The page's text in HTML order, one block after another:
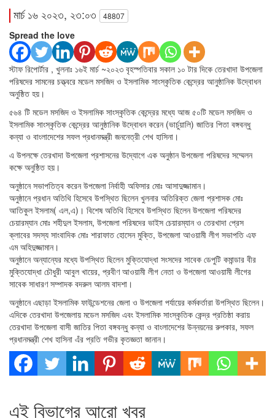
মার্চ ১৬ ২০২৩, ২৩:০৩ 48807
Spread the love
স্টাফ রিপোর্টার , খুলনাঃ ১৬ই মার্চ ~২০২৩ বৃহস্পতিবার সকাল ১০ টার দিকে তেরখাদা উপজেলা
পরিষদের সামনের চত্ত্বরে মডেল মসজিদ ও ইসলামিক সাংস্কৃতিক কেন্দ্রের আনুষ্ঠানিক উদ্বোধন
অনুষ্ঠিত হয়।
৫৬৪ টি মডেল মসজিদ ও ইসলামিক সাংস্কৃতিক কেন্দ্রের মধ্যে আজ ৫০টি মডেল মসজিদ ও
ইসলামিক সাংস্কৃতিক কেন্দ্রের আনুষ্ঠানিক উদ্বোধন করেন (ভার্চুয়ালি) জাতির পিতা বঙ্গবন্ধু
কন্যা ও বাংলাদেশের সফল প্রধানমন্ত্রী জননেত্রী শেখ হাসিনা।
এ উপলক্ষে তেরখাদা উপজেলা প্রশাসনের উদ্যোগে এক অনুষ্ঠান উপজেলা পরিষদের সম্মেলন
কক্ষে অনুষ্ঠিত হয়।
অনুষ্ঠানে সভাপতিত্ব করেন উপজেলা নির্বাহী অফিসার মোঃ আসাদুজ্জামান।
অনুষ্ঠানে প্রধান অতিথি হিসেবে উপস্থিত ছিলেন খুলনার অতিরিক্ত জেলা প্রশাসক মোঃ
আতিকুল ইসলাম( এল,এ)। বিশেষ অতিথি হিসেবে উপস্থিত ছিলেন উপজেলা পরিষদের
চেয়ারম্যান মোঃ শহীদুল ইসলাম, উপজেলা পরিষদের ভাইস চেয়ারম্যান ও তেরখাদা প্রেস
ক্লাবের সদস্য সাংবাদিক মোঃ শারাফাত হোসেন মুক্তি, উপজেলা আওয়ামী লীগ সভাপতি এফ
এম অহিদুজ্জামান।
অনুষ্ঠানে অন্যান্যের মধ্যে উপস্থিত ছিলেন মুক্তিযোদ্ধা সংসদের সাবেক ডেপুটি কমান্ডার বীর
মুক্তিযোদ্ধা চৌধুরী আবুল খায়ের, প্রবীণ আওয়ামী লীগ নেতা ও উপজেলা আওয়ামী লীগের
সাবেক সাধারণ সম্পাদক বদরুল আলম বাদশা।
অনুষ্ঠানে এছাড়া ইসলামিক ফাউন্ডেশনের জেলা ও উপজেলা পর্যায়ের কর্মকর্তারা উপস্থিত ছিলেন।
এদিকে তেরখাদা উপজেলায় মডেল মসজিদ এবং ইসলামিক সাংস্কৃতিক কেন্দ্র প্রতিষ্ঠা করায়
তেরখাদা উপজেলা বাসী জাতির পিতা বঙ্গবন্ধু কন্যা ও বাংলাদেশের উন্নয়নের রুপকার, সফল
প্রধানমন্ত্রী শেখ হাসিনা এঁর প্রতি গভীর কৃতজ্ঞতা জানান।
এই বিভাগের আরো খবর